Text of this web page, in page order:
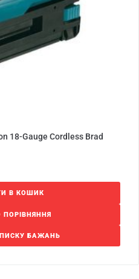
18-Gauge Cordless Brad
В КОШИК
БАЖАНЬ